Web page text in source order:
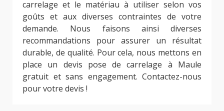
carrelage et le matériau à utiliser selon vos
goûts et aux diverses contraintes de votre
demande. Nous faisons ainsi diverses
recommandations pour assurer un résultat
durable, de qualité. Pour cela, nous mettons en
place un devis pose de carrelage à Maule
gratuit et sans engagement. Contactez-nous
pour votre devis !